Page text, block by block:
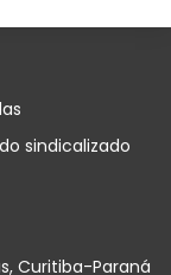
sindicalizado
Curitiba-Paraná